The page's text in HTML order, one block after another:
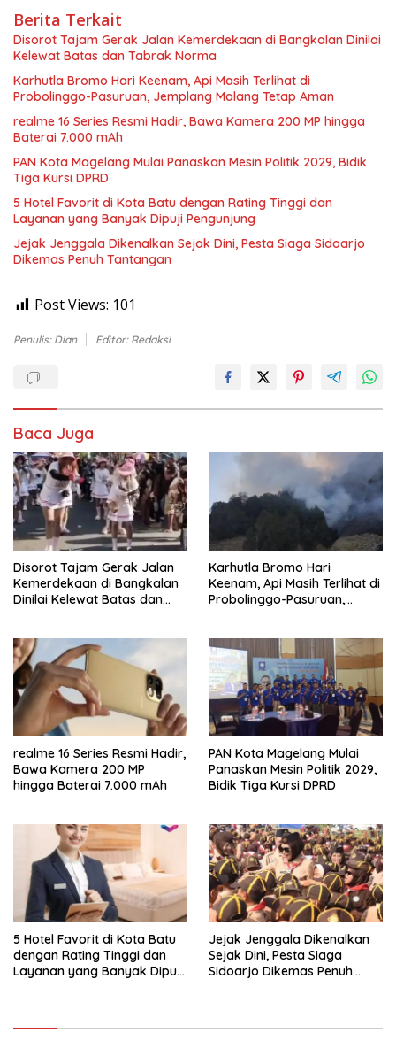
Berita Terkait
Disorot Tajam Gerak Jalan Kemerdekaan di Bangkalan Dinilai
Kelewat Batas dan Tabrak Norma
Karhutla Bromo Hari Keenam, Api Masih Terlihat di
Probolinggo-Pasuruan, Jemplang Malang Tetap Aman
realme 16 Series Resmi Hadir, Bawa Kamera 200 MP hingga
Baterai 7.000 mAh
PAN Kota Magelang Mulai Panaskan Mesin Politik 2029, Bidik
Tiga Kursi DPRD
5 Hotel Favorit di Kota Batu dengan Rating Tinggi dan
Layanan yang Banyak Dipuji Pengunjung
Jejak Jenggala Dikenalkan Sejak Dini, Pesta Siaga Sidoarjo
Dikemas Penuh Tantangan
Post Views: 101
Penulis: Dian Editor: Redaksi
Baca Juga
Disorot Tajam Gerak Jalan
Kemerdekaan di Bangkalan
Dinilai Kelewat Batas dan
Karhutla Bromo Hari
Keenam, Api Masih Terlihat di
Probolinggo-Pasuruan,
realme 16 Series Resmi Hadir,
Bawa Kamera 200 MP
hingga Baterai 7.000 mAh
PAN Kota Magelang Mulai
Panaskan Mesin Politik 2029,
Bidik Tiga Kursi DPRD
5 Hotel Favorit di Kota Batu
dengan Rating Tinggi dan
Layanan yang Banyak Dipuji
Jejak Jenggala Dikenalkan
Sejak Dini, Pesta Siaga
Sidoarjo Dikemas Penuh